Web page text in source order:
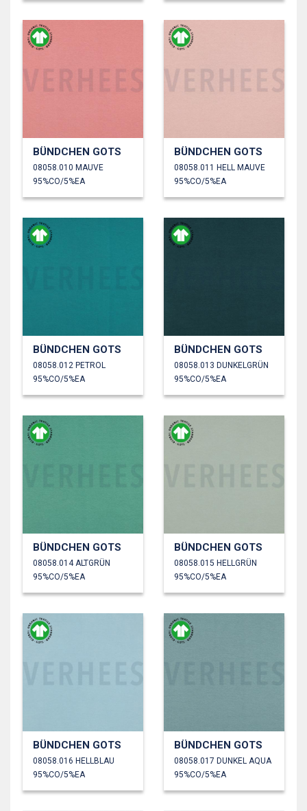
BÜNDCHEN GOTS
08058.010 MAUVE
95%CO/5%EA
BÜNDCHEN GOTS
08058.011 HELL MAUVE
95%CO/5%EA
BÜNDCHEN GOTS
08058.012 PETROL
95%CO/5%EA
BÜNDCHEN GOTS
08058.013 DUNKELGRÜN
95%CO/5%EA
BÜNDCHEN GOTS
08058.014 ALTGRÜN
95%CO/5%EA
BÜNDCHEN GOTS
08058.015 HELLGRÜN
95%CO/5%EA
BÜNDCHEN GOTS
08058.016 HELLBLAU
95%CO/5%EA
BÜNDCHEN GOTS
08058.017 DUNKEL AQUA
95%CO/5%EA